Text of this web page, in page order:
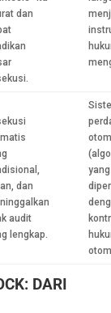
dan
dan
audit
lengkap.
yang
DARI